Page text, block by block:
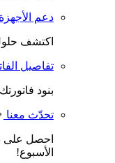
دعم الأجهزة
اكتشف حلول
تفاصيل الفاتورة
بنود فاتورتك
تحدّث معنا
احصل على دعم